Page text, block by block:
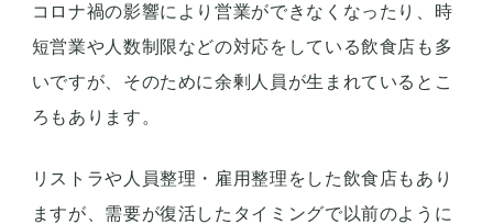
コロナ禍の影響により営業ができなくなったり、時
短営業や人数制限などの対応をしている飲食店も多
いですが、そのために余剰人員が生まれているとこ
ろもあります。
リストラや人員整理・雇用整理をした飲食店もあり
ますが、需要が復活したタイミングで以前のように